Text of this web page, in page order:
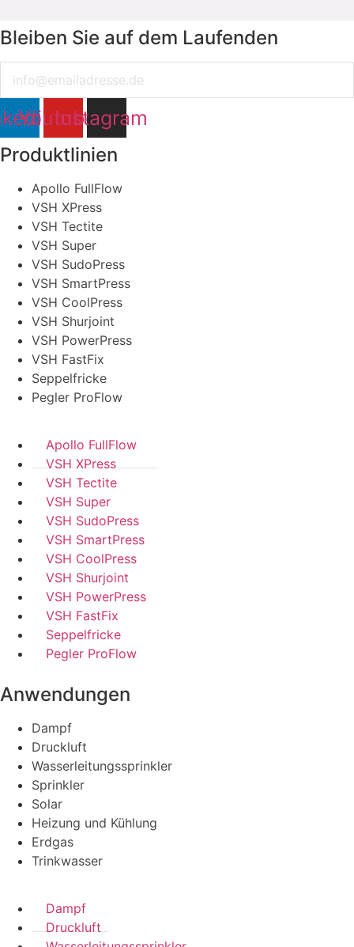
Bleiben Sie auf dem Laufenden
Youtube
Instagram
Produktlinien
Apollo FullFlow
VSH XPress
VSH Tectite
VSH Super
VSH SudoPress
VSH SmartPress
VSH CoolPress
VSH Shurjoint
VSH PowerPress
VSH FastFix
Seppelfricke
Pegler ProFlow
Apollo FullFlow
VSH XPress
VSH Tectite
VSH Super
VSH SudoPress
VSH SmartPress
VSH CoolPress
VSH Shurjoint
VSH PowerPress
VSH FastFix
Seppelfricke
Pegler ProFlow
Anwendungen
Dampf
Druckluft
Wasserleitungssprinkler
Sprinkler
Solar
Heizung und Kühlung
Erdgas
Trinkwasser
Dampf
Druckluft